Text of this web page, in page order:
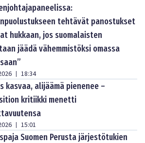
tehtävät panostukset
hukkaan, jos suomalaisten
jäädä vähemmistöksi omassa
| 18:34
kasvaa, alijäämä pienenee –
kritiikki menetti
| 15:01
Suomen Perusta järjestötukien